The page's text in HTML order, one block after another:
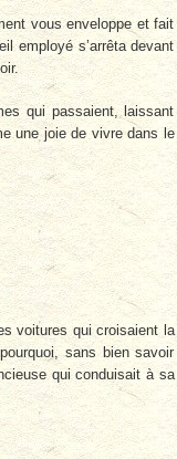
vous enveloppe et fait
employé s’arrêta devant
qui passaient, laissant
une joie de vivre dans le
voitures qui croisaient la
sans bien savoir
qui conduisait à sa